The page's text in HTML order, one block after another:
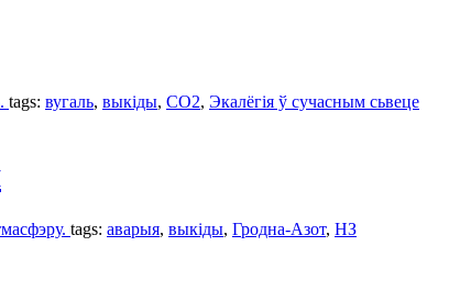
tags: вугаль, выкіды, СО2, Экалёгія ў сучасным сьвеце
tags: аварыя, выкіды, Гродна-Азот, НЗ